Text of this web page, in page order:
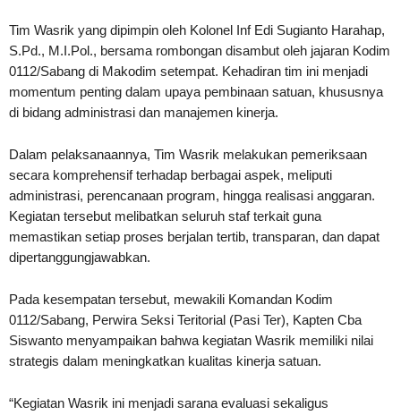
Tim Wasrik yang dipimpin oleh Kolonel Inf Edi Sugianto Harahap,
S.Pd., M.I.Pol., bersama rombongan disambut oleh jajaran Kodim
0112/Sabang di Makodim setempat. Kehadiran tim ini menjadi
momentum penting dalam upaya pembinaan satuan, khususnya
di bidang administrasi dan manajemen kinerja.
Dalam pelaksanaannya, Tim Wasrik melakukan pemeriksaan
secara komprehensif terhadap berbagai aspek, meliputi
administrasi, perencanaan program, hingga realisasi anggaran.
Kegiatan tersebut melibatkan seluruh staf terkait guna
memastikan setiap proses berjalan tertib, transparan, dan dapat
dipertanggungjawabkan.
Pada kesempatan tersebut, mewakili Komandan Kodim
0112/Sabang, Perwira Seksi Teritorial (Pasi Ter), Kapten Cba
Siswanto menyampaikan bahwa kegiatan Wasrik memiliki nilai
strategis dalam meningkatkan kualitas kinerja satuan.
“Kegiatan Wasrik ini menjadi sarana evaluasi sekaligus